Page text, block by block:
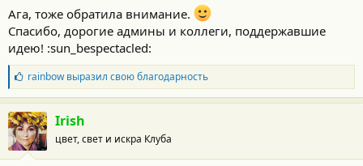
Ага, тоже обратила внимание.
Спасибо, дорогие админы и коллеги, поддержавшие
идею! :sun_bespectacled:
Б
л
а
г
о
д
а
rainbowвыразил свою благодарность
Irish
цвет, свет и искра Клуба